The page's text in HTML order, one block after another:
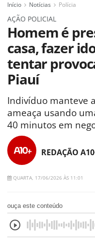
Início Notícias Polícia
AÇÃO POLICIAL
Homem é
casa, fazer
tentar
Piauí
Indivíduo manteve
ameaça usando
40 minutos em
REDAÇÃO
QUARTA, 17/06/2026 ÀS 11:01
ouça este conteúdo